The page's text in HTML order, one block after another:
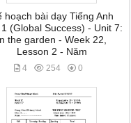
hoạch bài dạy Tiếng Anh
(Global Success) - Unit 7:
In the garden - Week 22,
Lesson 2 - Năm
4 254 0